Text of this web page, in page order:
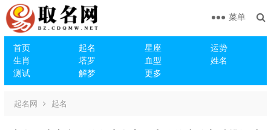
首页 起名 星座
运势
生肖
塔罗 血型
姓名
测试
解梦 更多
菜单
起名网 起名